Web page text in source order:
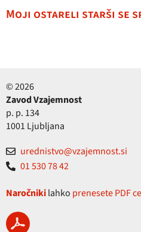
Moji ostareli starši se
© 2026
Zavod Vzajemnost
p. p. 134
1001 Ljubljana
urednistvo@vzajemnost.si
01 530 78 42
Naročnikilahko prenesete PDF